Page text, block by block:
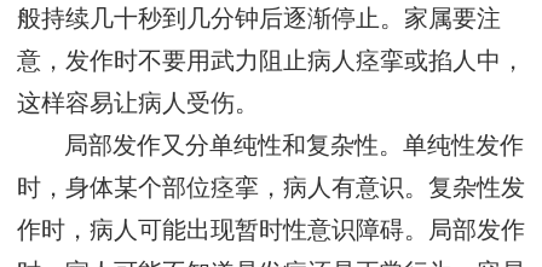
般持续几十秒到几分钟后逐渐停止。家属要注
意，发作时不要用武力阻止病人痉挛或掐人中，
这样容易让病人受伤。
局部发作又分单纯性和复杂性。单纯性发作
时，身体某个部位痉挛，病人有意识。复杂性发
作时，病人可能出现暂时性意识障碍。局部发作